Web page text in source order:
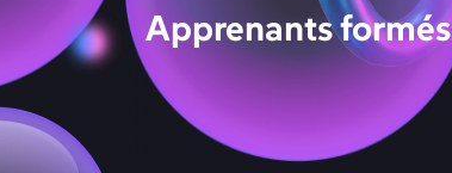
Apprenantsformés